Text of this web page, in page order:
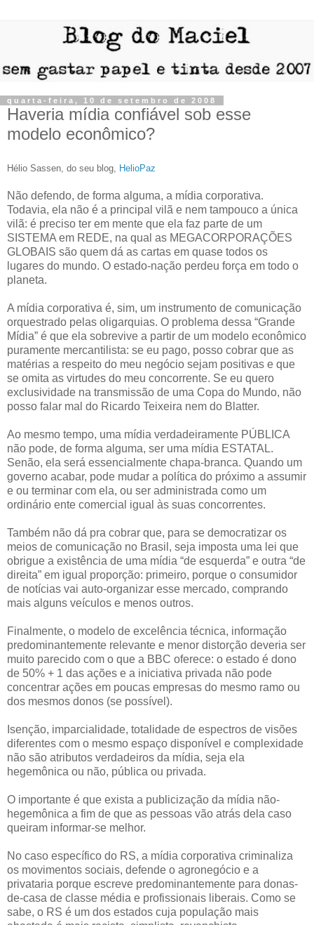
quarta-feira, 10 de setembro de 2008
Haveria mídia confiável sob esse
modelo econômico?
Hélio Sassen, do seu blog, HelioPaz
Não defendo, de forma alguma, a mídia corporativa.
Todavia, ela não é a principal vilã e nem tampouco a única
vilã: é preciso ter em mente que ela faz parte de um
SISTEMA em REDE, na qual as MEGACORPORAÇÕES
GLOBAIS são quem dá as cartas em quase todos os
lugares do mundo. O estado-nação perdeu força em todo o
planeta.
A mídia corporativa é, sim, um instrumento de comunicação
orquestrado pelas oligarquias. O problema dessa “Grande
Mídia” é que ela sobrevive a partir de um modelo econômico
puramente mercantilista: se eu pago, posso cobrar que as
matérias a respeito do meu negócio sejam positivas e que
se omita as virtudes do meu concorrente. Se eu quero
exclusividade na transmissão de uma Copa do Mundo, não
posso falar mal do Ricardo Teixeira nem do Blatter.
Ao mesmo tempo, uma mídia verdadeiramente PÚBLICA
não pode, de forma alguma, ser uma mídia ESTATAL.
Senão, ela será essencialmente chapa-branca. Quando um
governo acabar, pode mudar a política do próximo a assumir
e ou terminar com ela, ou ser administrada como um
ordinário ente comercial igual às suas concorrentes.
Também não dá pra cobrar que, para se democratizar os
meios de comunicação no Brasil, seja imposta uma lei que
obrigue a existência de uma mídia “de esquerda” e outra “de
direita” em igual proporção: primeiro, porque o consumidor
de notícias vai auto-organizar esse mercado, comprando
mais alguns veículos e menos outros.
Finalmente, o modelo de excelência técnica, informação
predominantemente relevante e menor distorção deveria ser
muito parecido com o que a BBC oferece: o estado é dono
de 50% + 1 das ações e a iniciativa privada não pode
concentrar ações em poucas empresas do mesmo ramo ou
dos mesmos donos (se possível).
Isenção, imparcialidade, totalidade de espectros de visões
diferentes com o mesmo espaço disponível e complexidade
não são atributos verdadeiros da mídia, seja ela
hegemônica ou não, pública ou privada.
O importante é que exista a publicização da mídia não-
hegemônica a fim de que as pessoas vão atrás dela caso
queiram informar-se melhor.
No caso específico do RS, a mídia corporativa criminaliza
os movimentos sociais, defende o agronegócio e a
privataria porque escreve predominantemente para donas-
de-casa de classe média e profissionais liberais. Como se
sabe, o RS é um dos estados cuja população mais